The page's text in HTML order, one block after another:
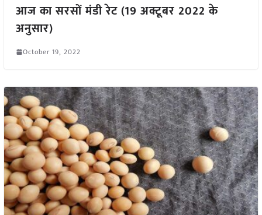
आज का सरसों मंडी रेट (19 अक्टूबर 2022 के
अनुसार)
October 19, 2022